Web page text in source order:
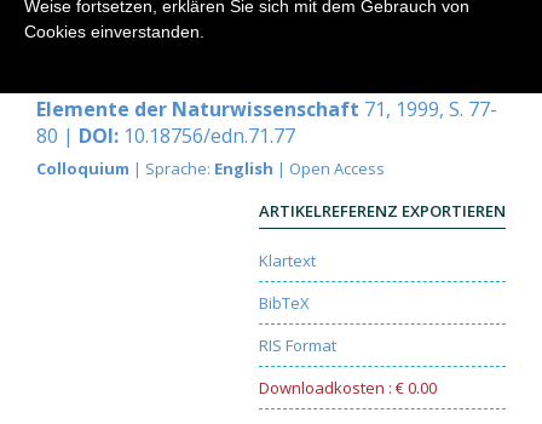
An Indictment of the Darwinian Theory on Grounds
of False Verbal Logic
Elemente der Naturwissenschaft 71, 1999, S. 77-
80 | DOI: 10.18756/edn.71.77
Colloquium | Sprache: English | Open Access
ARTIKELREFERENZ EXPORTIEREN
Klartext
BibTeX
RIS Format
Downloadkosten : € 0.00
Weise fortsetzen, erklären Sie sich mit dem Gebrauch von
Cookies einverstanden.